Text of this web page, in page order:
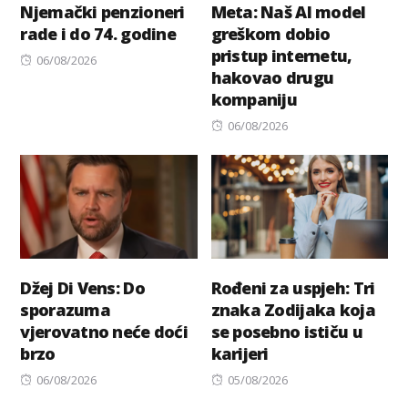
Njemački penzioneri
rade i do 74. godine
Posted
06/08/2026
Meta: Naš AI model
greškom dobio
pristup internetu,
hakovao drugu
kompaniju
Posted
06/08/2026
Džej Di Vens: Do
sporazuma
vjerovatno neće doći
brzo
Posted
06/08/2026
Rođeni za uspjeh: Tri
znaka Zodijaka koja
se posebno ističu u
karijeri
Posted
05/08/2026